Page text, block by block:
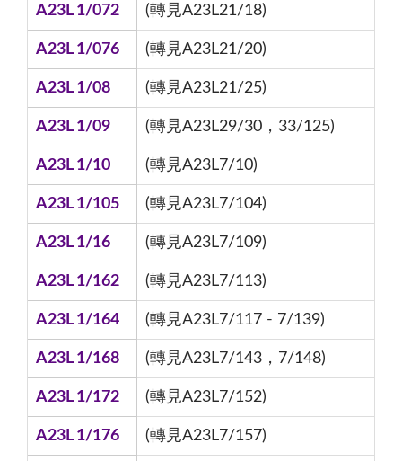
A23L 1/072 (轉見A23L21/18)
A23L 1/076 (轉見A23L21/20)
A23L 1/08 (轉見A23L21/25)
A23L 1/09 (轉見A23L29/30，33/125)
A23L 1/10 (轉見A23L7/10)
A23L 1/105 (轉見A23L7/104)
A23L 1/16 (轉見A23L7/109)
A23L 1/162 (轉見A23L7/113)
A23L 1/164 (轉見A23L7/117 - 7/139)
A23L 1/168 (轉見A23L7/143，7/148)
A23L 1/172 (轉見A23L7/152)
A23L 1/176 (轉見A23L7/157)